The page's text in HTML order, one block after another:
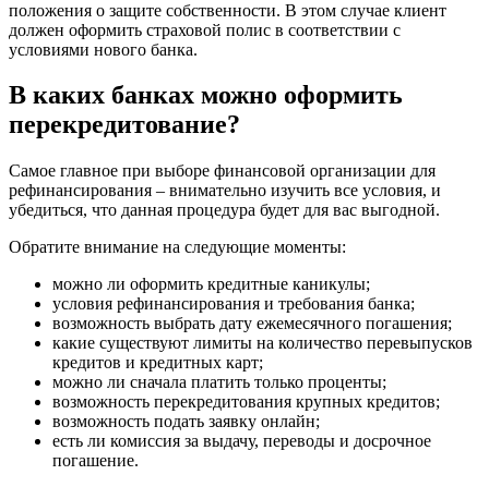
положения о защите собственности. В этом случае клиент
должен оформить страховой полис в соответствии с
условиями нового банка.
В каких банках можно оформить
перекредитование?
Самое главное при выборе финансовой организации для
рефинансирования – внимательно изучить все условия, и
убедиться, что данная процедура будет для вас выгодной.
Обратите внимание на следующие моменты:
можно ли оформить кредитные каникулы;
условия рефинансирования и требования банка;
возможность выбрать дату ежемесячного погашения;
какие существуют лимиты на количество перевыпусков
кредитов и кредитных карт;
можно ли сначала платить только проценты;
возможность перекредитования крупных кредитов;
возможность подать заявку онлайн;
есть ли комиссия за выдачу, переводы и досрочное
погашение.